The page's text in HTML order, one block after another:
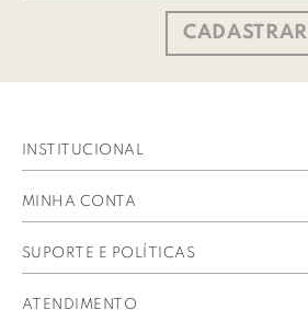
CADASTRAR
INSTITUCIONAL
Quem Somos
MINHA CONTA
Meus Dados
SUPORTE E POLÍTICAS
Política de privacidade
ATENDIMENTO